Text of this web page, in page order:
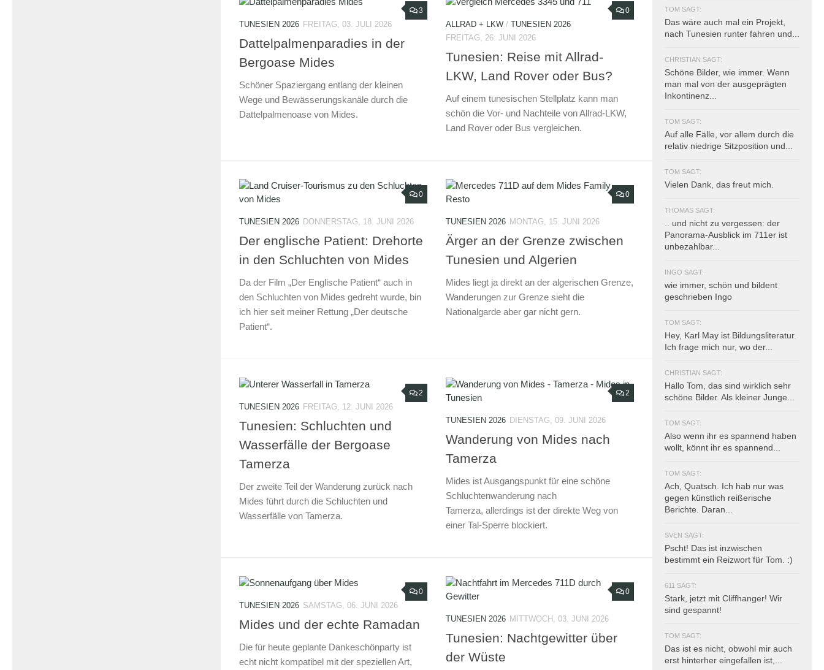
3
TUNESIEN 2026 FREITAG, 03. JULI 2026
Dattelpalmenparadies in der
Bergoase Mides
Schöner Spaziergang entlang der kleinen
Wege und Bewässerungskanäle durch die
Dattelpalmenoase von Mides.
0
ALLRAD + LKW / TUNESIEN 2026
FREITAG, 26. JUNI 2026
Tunesien: Reise mit Allrad-
LKW, Land Rover oder Bus?
Auf einem tunesischen Stellplatz kann man
schön die Vor- und Nachteile von Allrad-LKW,
Land Rover oder Bus vergleichen.
0
TUNESIEN 2026 DONNERSTAG, 18. JUNI 2026
Der englische Patient: Drehorte
in den Schluchten von Mides
Da der Film „Der Englische Patient“ auch in
den Schluchten von Mides gedreht wurde, bin
ich hier seit meiner Rettung „Der deutsche
Patient“.
0
TUNESIEN 2026 MONTAG, 15. JUNI 2026
Ärger an der Grenze zwischen
Tunesien und Algerien
Mides liegt ja direkt an der algerischen Grenze,
Wanderungen zur Grenze sieht die
Nationalgarde aber gar nicht gern.
2
TUNESIEN 2026 FREITAG, 12. JUNI 2026
Tunesien: Schluchten und
Wasserfälle der Bergoase
Tamerza
Der zweite Teil der Wanderung zurück nach
Mides führt durch die Schluchten und
Wasserfälle von Tamerza.
2
TUNESIEN 2026 DIENSTAG, 09. JUNI 2026
Wanderung von Mides nach
Tamerza
Mides ist Ausgangspunkt für eine schöne
Schluchtenwanderung nach
Tamerza, allerdings ist der direkte Weg von
einer Tal-Sperre blockiert.
0
TUNESIEN 2026 SAMSTAG, 06. JUNI 2026
Mides und der echte Ramadan
Die für heute geplante Dankeschönparty ist
echt nicht kompatibel mit der speziellen Art,
0
TUNESIEN 2026 MITTWOCH, 03. JUNI 2026
Tunesien: Nachtgewitter über
der Wüste
TOM SAGT:
Das wäre auch mal ein Projekt,
nach Tunesien runter fahren und...
CHRISTIAN SAGT:
Schöne Bilder, wie immer. Wenn
man mal von der ausgeprägten
Inkontinenz...
TOM SAGT:
Auf alle Fälle, vor allem durch die
relativ niedrige Sitzposition und...
TOM SAGT:
Vielen Dank, das freut mich.
THOMAS SAGT:
.. und nicht zu vergessen: der
Panorama-Ausblick im 711er ist
unbezahlbar...
INGO SAGT:
wie immer, schön und bildent
geschrieben Ingo
TOM SAGT:
Hey, Karl May ist Bildungsliteratur.
Ich frage mich nur, wo der...
CHRISTIAN SAGT:
Hallo Tom, das sind wirklich sehr
schöne Bilder. Als kleiner Junge...
TOM SAGT:
Also wenn ihr es spannend haben
wollt, könnt ihr es spannend...
TOM SAGT:
Ach, Quatsch. Ich hab nur was
gegen künstlich reißerische
Berichte. Daran...
SVEN SAGT:
Pscht! Das ist inzwischen
bestimmt ein Reizwort für Tom. :)
611 SAGT:
Stark, jetzt mit Cliffhanger! Wir
sind gespannt!
TOM SAGT:
Das ist es nicht, obwohl mir auch
erst hinterher eingefallen ist,...